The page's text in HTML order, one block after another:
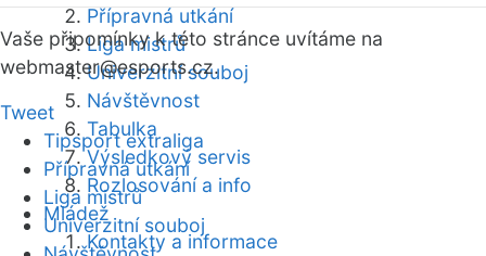
Přípravná utkání
Liga mistrů
Univerzitní souboj
Návštěvnost
Tabulka
Výsledkový servis
Rozlosování a info
Mládež
Kontakty a informace
Vaše připomínky k této stránce uvítáme na
webmaster@esports.cz.
Tweet
Tipsport extraliga
Přípravná utkání
Liga mistrů
Univerzitní souboj